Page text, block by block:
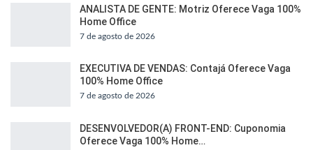
ANALISTA DE GENTE: Motriz Oferece Vaga 100%
Home Office
7 de agosto de 2026
EXECUTIVA DE VENDAS: Contajá Oferece Vaga
100% Home Office
7 de agosto de 2026
DESENVOLVEDOR(A) FRONT-END: Cuponomia
Oferece Vaga 100% Home…